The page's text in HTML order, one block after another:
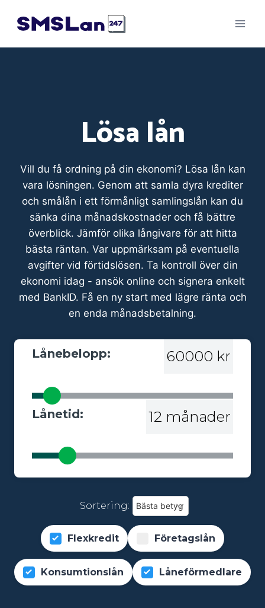
Lösa lån
Vill du få ordning på din ekonomi? Lösa lån kan
vara lösningen. Genom att samla dyra krediter
och smålån i ett förmånligt samlingslån kan du
sänka dina månadskostnader och få bättre
överblick. Jämför olika långivare för att hitta
bästa räntan. Var uppmärksam på eventuella
avgifter vid förtidslösen. Ta kontroll över din
ekonomi idag - ansök online och signera enkelt
med BankID. Få en ny start med lägre ränta och
en enda månadsbetalning.
Lånebelopp: 60000 kr
Lånetid: 12 månader
Sortering:
Flexkredit Företagslån
Konsumtionslån Låneförmedlare